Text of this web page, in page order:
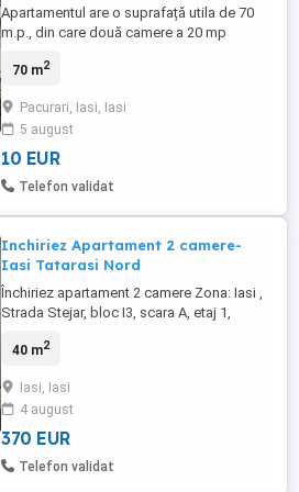
Apartamentul are o suprafață utila de 70
m.p., din care două camere a 20 mp
Este cam la 100 de m de Biblioteca
Cultura a Studenților. Apartamentul are
centrala termica proprie, baie completa cu
mașină de spălat automata ...
70 m2
Pacurari, Iasi, Iasi
5 august
10 EUR
Telefon validat
Inchiriez Apartament 2 camere-
Iasi Tatarasi Nord
Închiriez apartament 2 camere Zona: Iasi ,
Strada Stejar, bloc I3, scara A, etaj 1,
negociabil. Fara animale, copii. Telefon: (
complet mobilat și utilat, fiind pregătit
pentru mutare imediată. Este dotat cu
mobilier și electrocasnice, ...
40 m2
Iasi, Iasi
4 august
370 EUR
Telefon validat